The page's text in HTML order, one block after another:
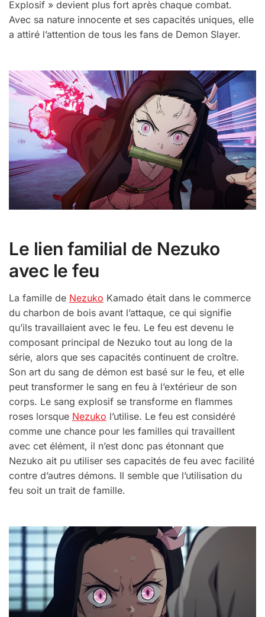
Explosif » devient plus fort après chaque combat.
Avec sa nature innocente et ses capacités uniques, elle
a attiré l’attention de tous les fans de Demon Slayer.
Le lien familial de Nezuko
avec le feu
La famille de Nezuko Kamado était dans le commerce
du charbon de bois avant l’attaque, ce qui signifie
qu’ils travaillaient avec le feu. Le feu est devenu le
composant principal de Nezuko tout au long de la
série, alors que ses capacités continuent de croître.
Son art du sang de démon est basé sur le feu, et elle
peut transformer le sang en feu à l’extérieur de son
corps. Le sang explosif se transforme en flammes
roses lorsque Nezuko l’utilise. Le feu est considéré
comme une chance pour les familles qui travaillent
avec cet élément, il n’est donc pas étonnant que
Nezuko ait pu utiliser ses capacités de feu avec facilité
contre d’autres démons. Il semble que l’utilisation du
feu soit un trait de famille.